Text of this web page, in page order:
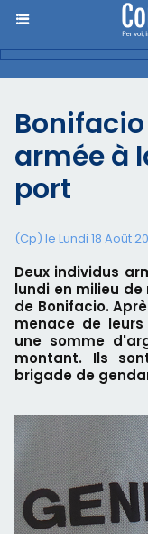
armée à
port
(Cp) le Lundi 18 Août
Deux individus
lundi en milieu
de Bonifacio.
menace de
une somme
montant. Ils
brigade de